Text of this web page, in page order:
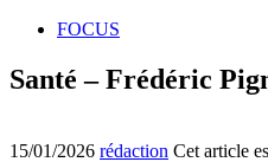
FOCUS
Santé – Frédéric
15/01/2026 rédaction Cet article